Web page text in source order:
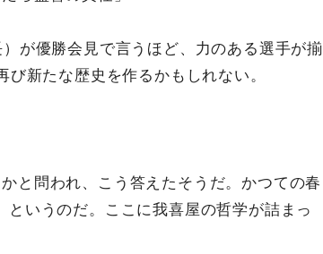
が優勝会見で言うほど、力のある選手が揃
新たな歴史を作るかもしれない。
と問われ、こう答えたそうだ。かつての春
いうのだ。ここに我喜屋の哲学が詰まっ